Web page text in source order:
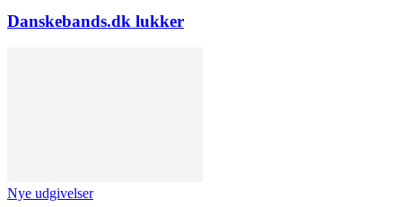
Danskebands.dk lukker
Nye udgivelser